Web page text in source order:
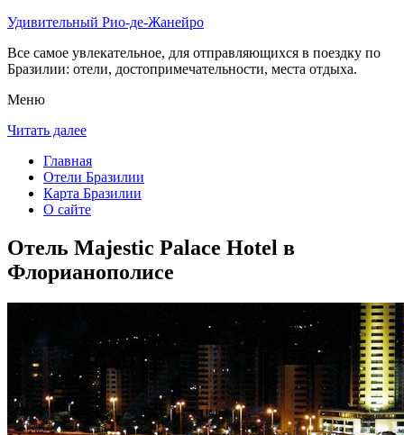
Удивительный Рио-де-Жанейро
Все самое увлекательное, для отправляющихся в поездку по
Бразилии: отели, достопримечательности, места отдыха.
Меню
Читать далее
Главная
Отели Бразилии
Карта Бразилии
О сайте
Отель Majestic Palace Hotel в
Флорианополисе